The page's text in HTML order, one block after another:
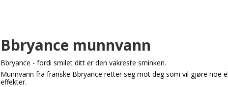
Bbryance munnvann
Bbryance - fordi smilet ditt er den vakreste sminken.
Munnvann fra franske Bbryance retter seg mot deg som vil gjøre noe
effekter.